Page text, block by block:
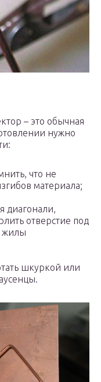
– это обычная
нужно
что не
материала;
диагонали,
отверстие под
жилы
шкуркой или